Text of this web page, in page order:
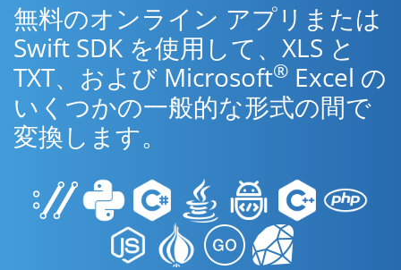
無料のオンライン アプリまたは
Swift SDK を使用して、XLS と
TXT、および Microsoft® Excel の
いくつかの一般的な形式の間で
変換します。